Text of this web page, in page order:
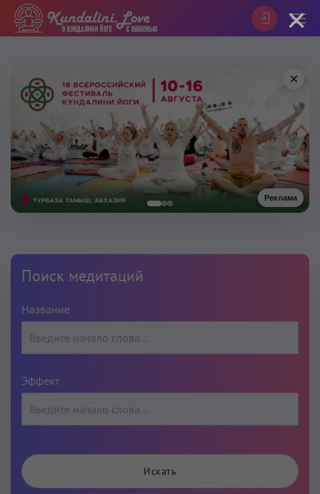
Реклама
×
Поиск медитаций
Название
Эффект
×